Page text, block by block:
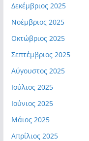
Δεκέμβριος 2025
Νοέμβριος 2025
Οκτώβριος 2025
Σεπτέμβριος 2025
Αύγουστος 2025
Ιούλιος 2025
Ιούνιος 2025
Μάιος 2025
Απρίλιος 2025